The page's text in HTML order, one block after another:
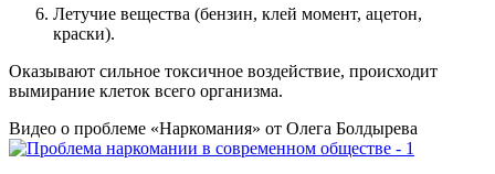
Летучие вещества (бензин, клей момент, ацетон,
краски).
Оказывают сильное токсичное воздействие, происходит
вымирание клеток всего организма.
Видео о проблеме «Наркомания» от Олега Болдырева